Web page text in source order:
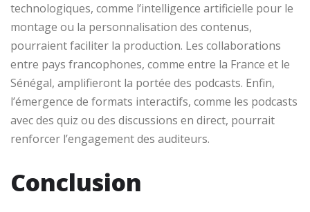
technologiques, comme l’intelligence artificielle pour le
montage ou la personnalisation des contenus,
pourraient faciliter la production. Les collaborations
entre pays francophones, comme entre la France et le
Sénégal, amplifieront la portée des podcasts. Enfin,
l’émergence de formats interactifs, comme les podcasts
avec des quiz ou des discussions en direct, pourrait
renforcer l’engagement des auditeurs.
Conclusion